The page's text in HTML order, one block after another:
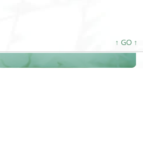
↑ GO ↑